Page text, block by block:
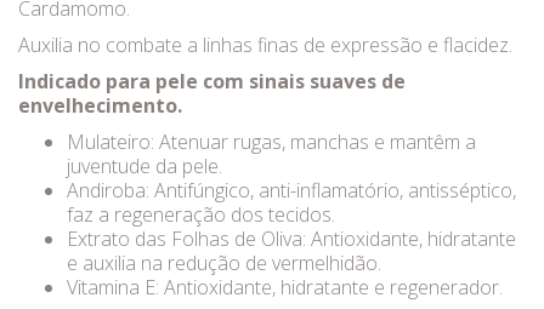
Cardamomo.
Auxilia no combate a linhas finas de expressão e flacidez.
Indicado para pele com sinais suaves de
envelhecimento.
Mulateiro: Atenuar rugas, manchas e mantêm a
juventude da pele.
Andiroba: Antifúngico, anti-inflamatório, antisséptico,
faz a regeneração dos tecidos.
Extrato das Folhas de Oliva: Antioxidante, hidratante
e auxilia na redução de vermelhidão.
Vitamina E: Antioxidante, hidratante e regenerador.